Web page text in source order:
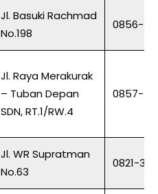
Jl. Basuki Rachmad
No.198
0856-
Jl. Raya Merakurak
– Tuban Depan
SDN, RT.1/RW.4
0857-
Jl. WR Supratman
No.63
0821-